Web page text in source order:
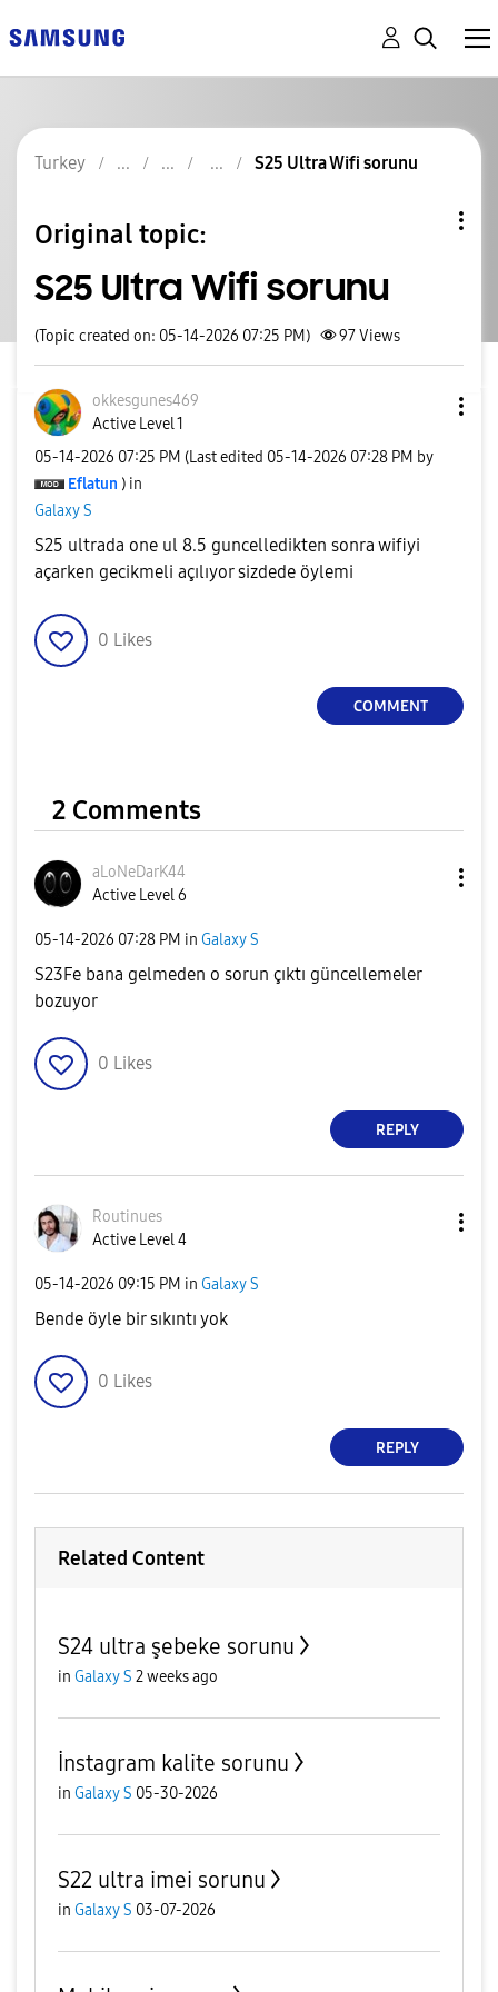
Turkey S25 Ultra Wifi sorunu
Original topic:
S25 Ultra Wifi sorunu
(Topic created on: 05-14-2026 07:25 PM) 97Views
okkesgunes469
Active Level 1
‎05-14-2026 07:25 PM (Last edited ‎05-14-2026 07:28 PM by
Eflatun ) in
Galaxy S
S25 ultrada one ul 8.5 guncelledikten sonra wifiyi
açarken gecikmeli açılıyor sizdede öylemi
0 Likes
COMMENT
2 Comments
aLoNeDarK44
Active Level 6
‎05-14-2026 07:28 PM in Galaxy S
S23Fe bana gelmeden o sorun çıktı güncellemeler
bozuyor
0 Likes
REPLY
Routinues
Active Level 4
‎05-14-2026 09:15 PM in Galaxy S
Bende öyle bir sıkıntı yok
0 Likes
REPLY
Related Content
S24 ultra şebeke sorunu
in Galaxy S 2 weeks ago
İnstagram kalite sorunu
in Galaxy S 05-30-2026
S22 ultra imei sorunu
in Galaxy S 03-07-2026